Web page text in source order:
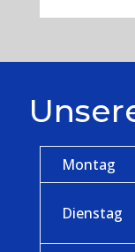
Montag
Dienstag